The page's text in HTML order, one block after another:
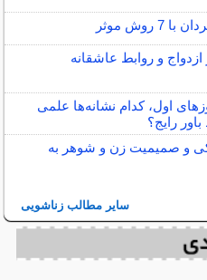
روش موثر
و روابط عاشقانه
اول، کدام نشانه‌ها علمی
رایج؟
و صمیمیت زن و شوهر به
سایر مطالب زناشویی